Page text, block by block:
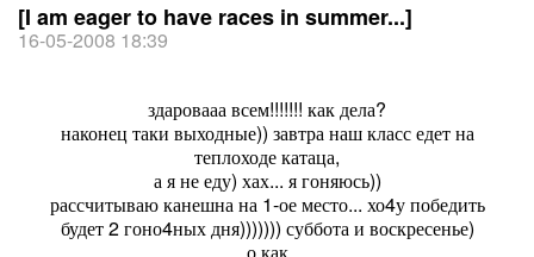
[I am eager to have races in summer...]
16-05-2008 18:39
здаровааа всем!!!!!!! как дела?
наконец таки выходные)) завтра наш класс едет на
теплоходе катаца,
а я не еду) хах... я гоняюсь))
рассчитываю канешна на 1-ое место... хо4у победить
будет 2 гоно4ных дня))))))) суббота и воскресенье)